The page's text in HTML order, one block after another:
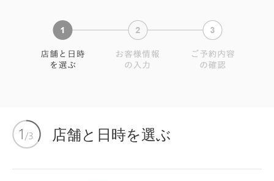
店舗と日時を選ぶ